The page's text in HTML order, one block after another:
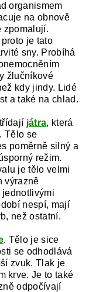
organismem
na obnově
zpomalují.
je tato
sny. Probíhá
žlučníkové
kdy jindy. Lidé
a také na chlad.
játra, která
Tělo se
poměrně silný a
režim.
je tělo velmi
výrazně
jednotlivými
nespí, mají
než ostatní.
. Tělo je sice
se odhodlává
zvuk. Tlak je
krve. Je to také
odpočívají